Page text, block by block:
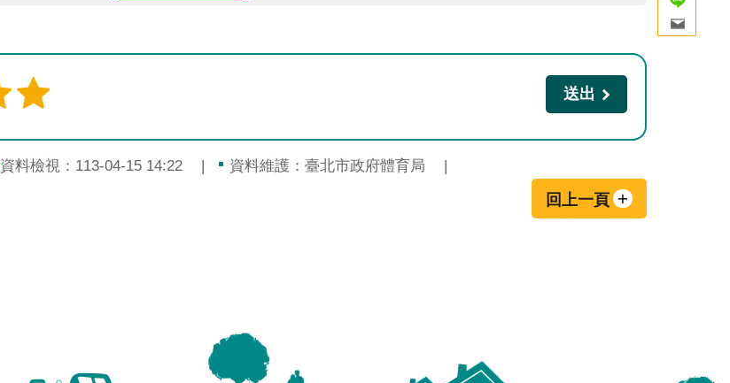
資料檢視：113-04-15 14:22 資料維護：臺北市政府體育局
回上一頁